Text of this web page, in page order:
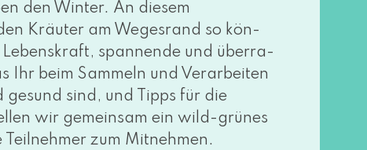
den Winter. An die­sem
Kräuter am Wegesrand so kön­
span­nen­de und über­ra­
Ihr beim Sammeln und Verarbeiten
gesund sind, und Tipps für die
wir gemein­sam ein wild-grü­nes
zum Mitnehmen.